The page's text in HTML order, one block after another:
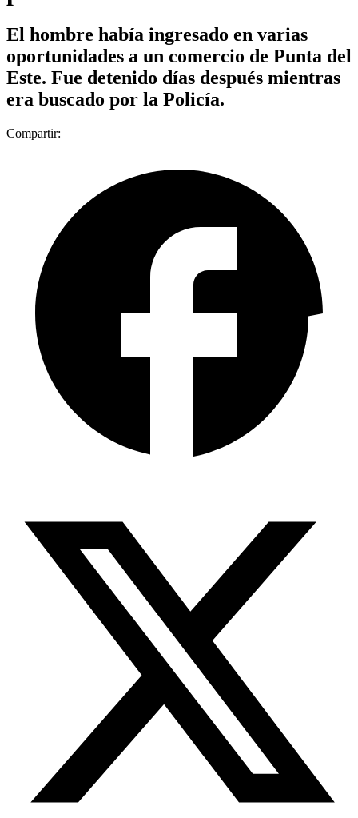
El hombre había ingresado en varias
oportunidades a un comercio de Punta del
Este. Fue detenido días después mientras
era buscado por la Policía.
Compartir: